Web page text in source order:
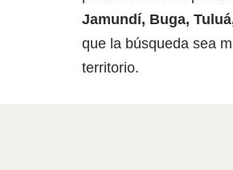
Jamundí, Buga,
que la búsqueda sea
territorio.